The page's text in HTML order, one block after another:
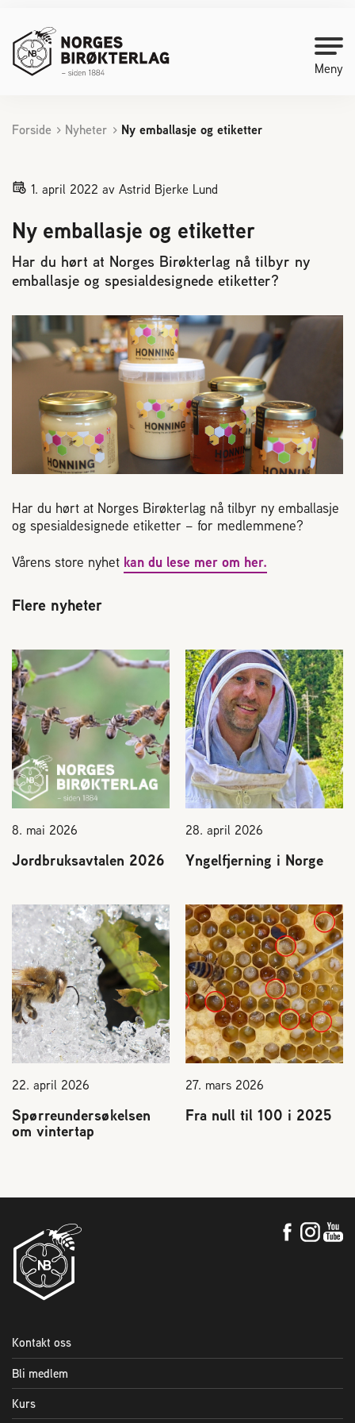
Meny
Kontakt oss
Bli medlem
Starte med birøkt
Medlemssider
Biene svermer
Reaksjon på bistikk
Om Norges Birøkterlag
Finn fylkes- og lokallag
Nyheter
Kurs
Aktivitetskalender
Lover og regler
Plassering av bigård
Sjekkliste for kjøp og salg av bier
Sykdom hos bier
Sukkeravgiftsrefusjon
Prosjekter
Norges Birøkterlags standpunkt
Min side (Rubic)
Dampsagveien 14
2004 Lillestrøm
TEL 63 94 20 80
post@norbi.no
Forside Nyheter Ny emballasje og etiketter
1. april 2022 av Astrid Bjerke Lund
Ny emballasje og etiketter
Har du hørt at Norges Birøkterlag nå tilbyr ny
emballasje og spesialdesignede etiketter?
Har du hørt at Norges Birøkterlag nå tilbyr ny emballasje
og spesialdesignede etiketter – for medlemmene?
Vårens store nyhet kan du lese mer om her.
Flere nyheter
8. mai 2026
Jordbruksavtalen 2026
28. april 2026
Yngelfjerning i Norge
22. april 2026
Spørreundersøkelsen
om vintertap
27. mars 2026
Fra null til 100 i 2025
Kontakt oss
Bli medlem
Kurs